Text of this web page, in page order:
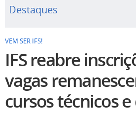
Destaques
VEM SER IFS!
IFS reabre
vagas
cursos técnicos e